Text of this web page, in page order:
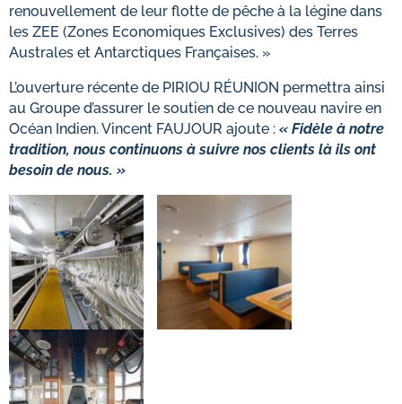
renouvellement de leur flotte de pêche à la légine dans
les ZEE (Zones Economiques Exclusives) des Terres
Australes et Antarctiques Françaises. »
L’ouverture récente de PIRIOU RÉUNION permettra ainsi
au Groupe d’assurer le soutien de ce nouveau navire en
Océan Indien. Vincent FAUJOUR ajoute : « Fidèle à notre
tradition, nous continuons à suivre nos clients là ils ont
besoin de nous. »